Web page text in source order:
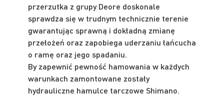
przerzutka z grupy Deore doskonale
sprawdza się w trudnym technicznie terenie
gwarantując sprawną i dokładną zmianę
przełożeń oraz zapobiega uderzaniu łańcucha
o ramę oraz jego spadaniu.
By zapewnić pewność hamowania w każdych
warunkach zamontowane zostały
hydrauliczne hamulce tarczowe Shimano.